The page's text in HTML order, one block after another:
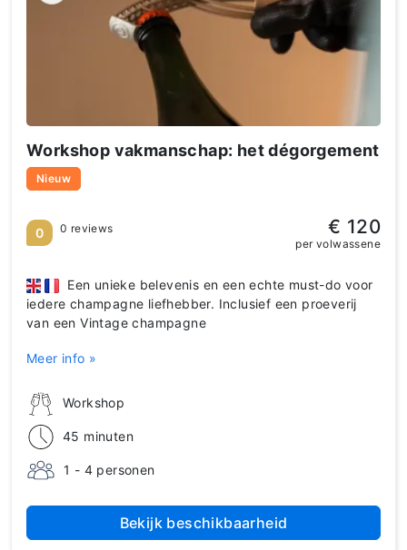
Workshop vakmanschap: het dégorgement
Nieuw
Workshop
45 minuten
1 - 4 personen
Een unieke belevenis en een echte must-do voor
iedere champagne liefhebber. Inclusief een proeverij
van een Vintage champagne
Meer info »
0 0 reviews € 120
per volwassene
Bekijk beschikbaarheid